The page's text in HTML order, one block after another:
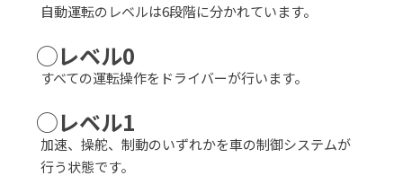
自動運転のレベルは6段階に分かれています。
◯レベル0
すべての運転操作をドライバーが行います。
◯レベル1
加速、操舵、制動のいずれかを車の制御システムが
行う状態です。